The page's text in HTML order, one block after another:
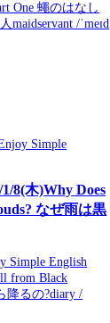
One 蠅のはなし
maidservant /ˈmeɪd
Simple
8(木)Why Does
なぜ雨は黒
Simple English
from Black
降るの?diary /